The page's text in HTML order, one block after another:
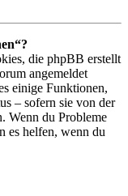
die phpBB erstellt
angemeldet
einige Funktionen,
– sofern sie von der
Wenn du Probleme
es helfen, wenn du